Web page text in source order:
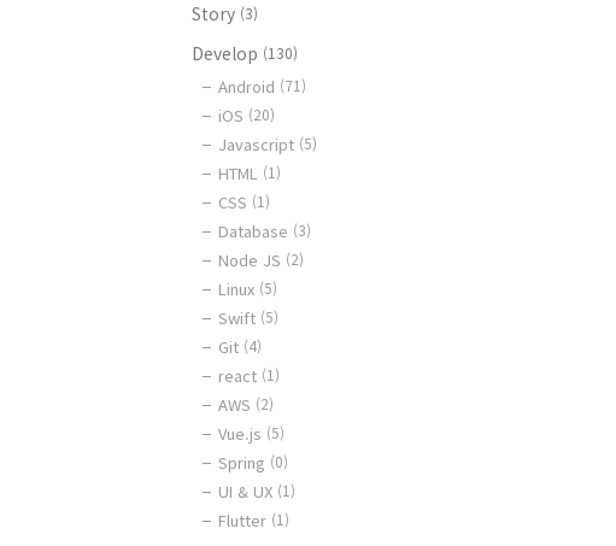
Story (3)
Develop (130)
Android (71)
iOS (20)
Javascript (5)
HTML (1)
CSS (1)
Database (3)
Node JS (2)
Linux (5)
Swift (5)
Git (4)
react (1)
AWS (2)
Vue.js (5)
Spring (0)
UI & UX (1)
Flutter (1)